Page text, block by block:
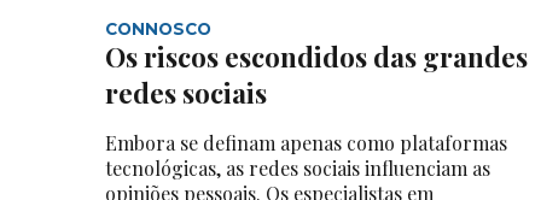
CONNOSCO
Os riscos escondidos das grandes
redes sociais
Embora se definam apenas como plataformas
tecnológicas, as redes sociais influenciam as
opiniões pessoais. Os especialistas em